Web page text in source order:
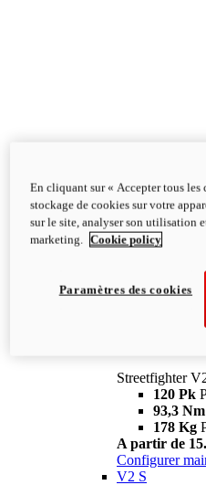
Streetfighter
120 Pk
93,3 Nm
178 Kg
A partir de
Configurer
V2 S
En cliquant sur « Accepter tous les
stockage de cookies sur votre
sur le site, analyser son utilisation
marketing.
Cookie policy
Paramètres des cookies